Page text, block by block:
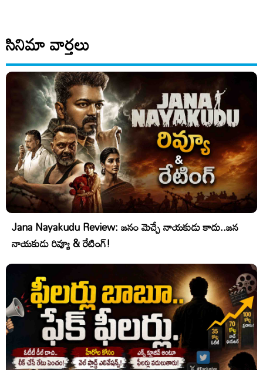
సినిమా వార్తలు
Jana Nayakudu Review: జనం మెచ్చే నాయకుడు కాదు..జన
నాయకుడు రివ్యూ & రేటింగ్!